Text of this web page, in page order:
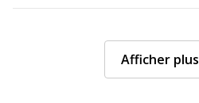
Afficher plus